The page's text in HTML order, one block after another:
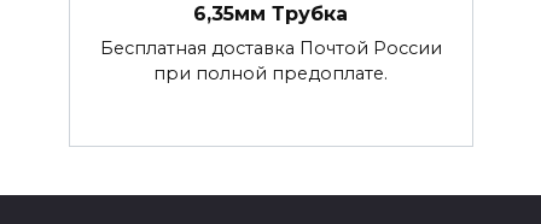
6,35мм Трубка
Бесплатная доставка Почтой России
при полной предоплате.